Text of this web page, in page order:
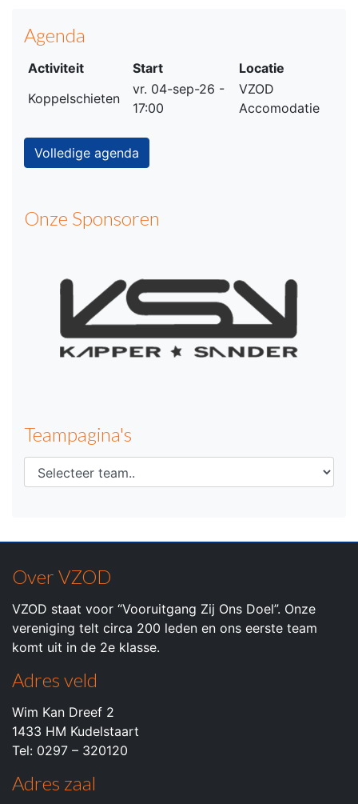
Agenda
Activiteit Start
Locatie
Koppelschieten
vr. 04-sep-26 -
17:00
VZOD
Accomodatie
Volledige agenda
Onze Sponsoren
Teampagina's
Over VZOD
VZOD staat voor “Vooruitgang Zij Ons Doel”. Onze
vereniging telt circa 200 leden en ons eerste team
komt uit in de 2e klasse.
Adres veld
Wim Kan Dreef 2
1433 HM Kudelstaart
Tel: 0297 – 320120
Adres zaal